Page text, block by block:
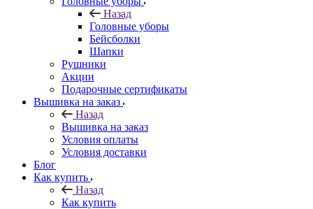
Назад
Головные уборы
Бейсболки
Шапки
Рушники
Акции
Подарочные сертификаты
Вышивка на заказ
Назад
Вышивка на заказ
Условия оплаты
Условия доставки
Блог
Как купить
Назад
Как купить